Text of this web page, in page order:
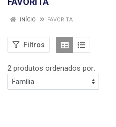
INÍCIO FAVORITA
Filtros
2 produtos ordenados por: